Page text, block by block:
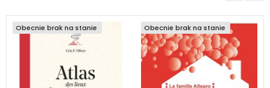
Obecnie brak na stanie Obecnie brak na stanie